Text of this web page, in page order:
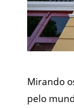
Mirando
pelo